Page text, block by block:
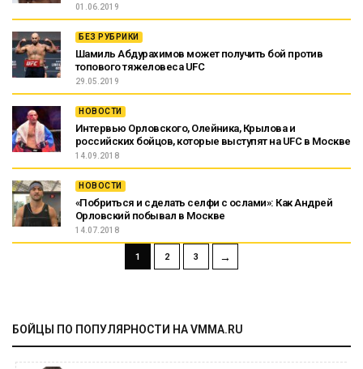
01.06.2019
БЕЗ РУБРИКИ
Шамиль Абдурахимов может получить бой против
топового тяжеловеса UFC
29.05.2019
НОВОСТИ
Интервью Орловского, Олейника, Крылова и
российских бойцов, которые выступят на UFC в Москве
14.09.2018
НОВОСТИ
«Побриться и сделать селфи с ослами»: Как Андрей
Орловский побывал в Москве
14.07.2018
1 2 3 →
БОЙЦЫ ПО ПОПУЛЯРНОСТИ НА VMMA.RU